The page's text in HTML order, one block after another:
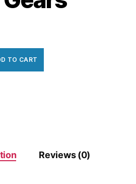
TO CART
Reviews (0)